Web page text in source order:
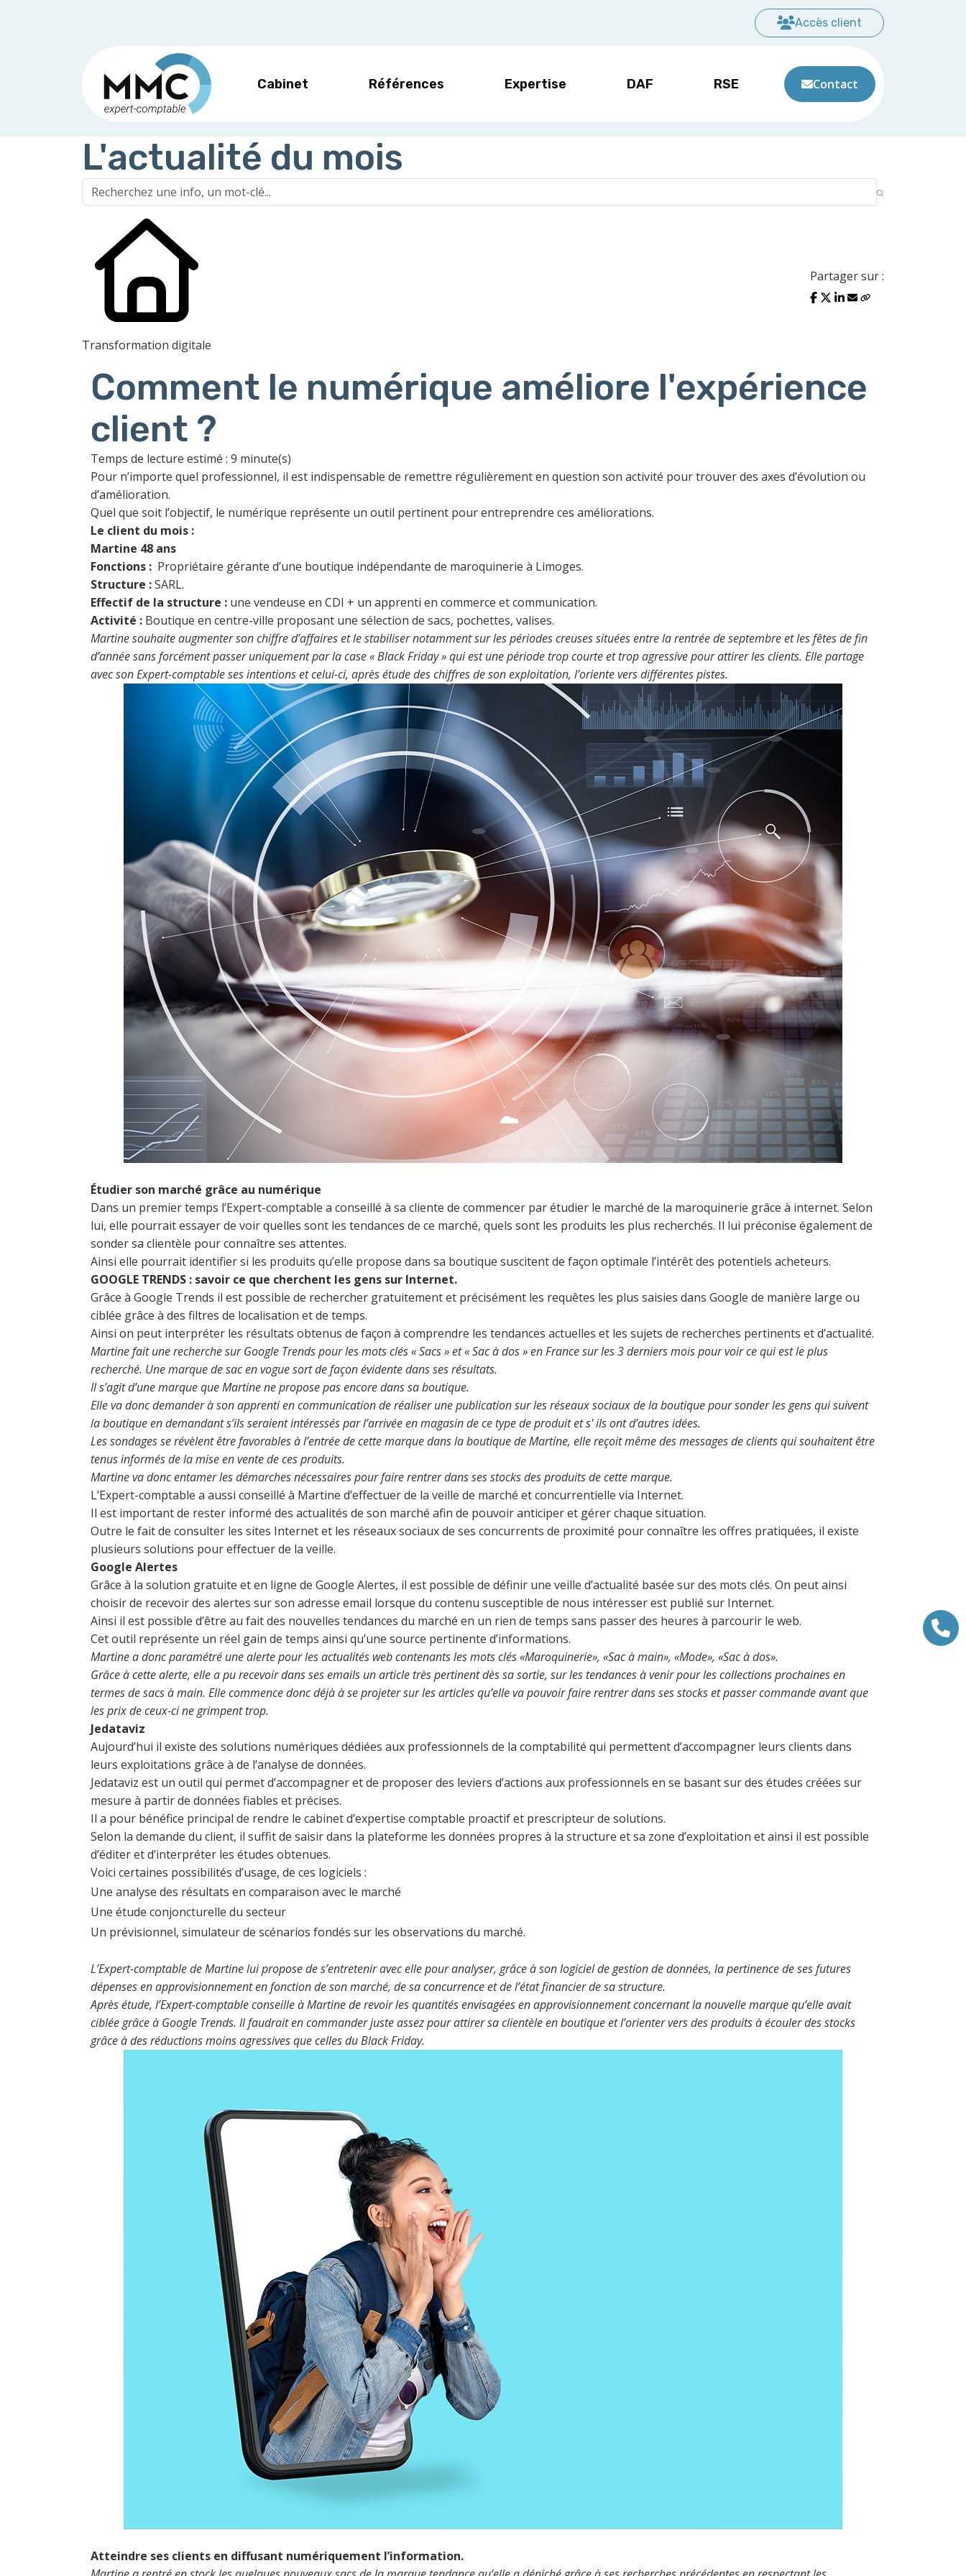
Accès client
Cabinet Références Expertise DAF RSE Contact
L'actualité du mois
Transformation digitale
Partager sur :
Comment le numérique améliore l'expérience
client ?
Temps de lecture estimé : 9 minute(s)
Pour n’importe quel professionnel, il est indispensable de remettre régulièrement en question son activité pour trouver des axes d’évolution ou
d’amélioration.
Quel que soit l’objectif, le numérique représente un outil pertinent pour entreprendre ces améliorations.
Le client du mois :
Martine 48 ans
Fonctions : Propriétaire gérante d’une boutique indépendante de maroquinerie à Limoges.
Structure :SARL.
Effectif de la structure : une vendeuse en CDI + un apprenti en commerce et communication.
Activité : Boutique en centre-ville proposant une sélection de sacs, pochettes, valises.
Martine souhaite augmenter son chiffre d’affaires et le stabiliser notamment sur les périodes creuses situées entre la rentrée de septembre et les fêtes de fin
d’année sans forcément passer uniquement par la case « Black Friday » qui est une période trop courte et trop agressive pour attirer les clients. Elle partage
avec son Expert-comptable ses intentions et celui-ci, après étude des chiffres de son exploitation, l’oriente vers différentes pistes.
Étudier son marché grâce au numérique
Dans un premier temps l’Expert-comptable a conseillé à sa cliente de commencer par étudier le marché de la maroquinerie grâce à internet. Selon
lui, elle pourrait essayer de voir quelles sont les tendances de ce marché, quels sont les produits les plus recherchés. Il lui préconise également de
sonder sa clientèle pour connaître ses attentes.
Ainsi elle pourrait identifier si les produits qu’elle propose dans sa boutique suscitent de façon optimale l’intérêt des potentiels acheteurs.
GOOGLE TRENDS : savoir ce que cherchent les gens sur Internet.
Grâce à Google Trends il est possible de rechercher gratuitement et précisément les requêtes les plus saisies dans Google de manière large ou
ciblée grâce à des filtres de localisation et de temps.
Ainsi on peut interpréter les résultats obtenus de façon à comprendre les tendances actuelles et les sujets de recherches pertinents et d’actualité.
Martine fait une recherche sur Google Trends pour les mots clés « Sacs » et « Sac à dos » en France sur les 3 derniers mois pour voir ce qui est le plus
recherché. Une marque de sac en vogue sort de façon évidente dans ses résultats.
Il s’agit d’une marque que Martine ne propose pas encore dans sa boutique.
Elle va donc demander à son apprenti en communication de réaliser une publication sur les réseaux sociaux de la boutique pour sonder les gens qui suivent
la boutique en demandant s’ils seraient intéressés par l’arrivée en magasin de ce type de produit et s' ils ont d’autres idées.
Les sondages se révèlent être favorables à l’entrée de cette marque dans la boutique de Martine, elle reçoit même des messages de clients qui souhaitent être
tenus informés de la mise en vente de ces produits.
Martine va donc entamer les démarches nécessaires pour faire rentrer dans ses stocks des produits de cette marque.
L’Expert-comptable a aussi conseillé à Martine d’effectuer de la veille de marché et concurrentielle via Internet.
Il est important de rester informé des actualités de son marché afin de pouvoir anticiper et gérer chaque situation.
Outre le fait de consulter les sites Internet et les réseaux sociaux de ses concurrents de proximité pour connaître les offres pratiquées, il existe
plusieurs solutions pour effectuer de la veille.
Google Alertes
Grâce à la solution gratuite et en ligne de Google Alertes, il est possible de définir une veille d’actualité basée sur des mots clés. On peut ainsi
choisir de recevoir des alertes sur son adresse email lorsque du contenu susceptible de nous intéresser est publié sur Internet.
Ainsi il est possible d’être au fait des nouvelles tendances du marché en un rien de temps sans passer des heures à parcourir le web.
Cet outil représente un réel gain de temps ainsi qu’une source pertinente d’informations.
Martine a donc paramétré une alerte pour les actualités web contenants les mots clés «Maroquinerie», «Sac à main», «Mode», «Sac à dos».
Grâce à cette alerte, elle a pu recevoir dans ses emails un article très pertinent dès sa sortie, sur les tendances à venir pour les collections prochaines en
termes de sacs à main. Elle commence donc déjà à se projeter sur les articles qu’elle va pouvoir faire rentrer dans ses stocks et passer commande avant que
les prix de ceux-ci ne grimpent trop.
Jedataviz
Aujourd’hui il existe des solutions numériques dédiées aux professionnels de la comptabilité qui permettent d’accompagner leurs clients dans
leurs exploitations grâce à de l’analyse de données.
Jedataviz est un outil qui permet d’accompagner et de proposer des leviers d’actions aux professionnels en se basant sur des études créées sur
mesure à partir de données fiables et précises.
Il a pour bénéfice principal de rendre le cabinet d’expertise comptable proactif et prescripteur de solutions.
Selon la demande du client, il suffit de saisir dans la plateforme les données propres à la structure et sa zone d’exploitation et ainsi il est possible
d’éditer et d’interpréter les études obtenues.
Voici certaines possibilités d’usage, de ces logiciels :
Une analyse des résultats en comparaison avec le marché
Une étude conjoncturelle du secteur
Un prévisionnel, simulateur de scénarios fondés sur les observations du marché.
L’Expert-comptable de Martine lui propose de s’entretenir avec elle pour analyser, grâce à son logiciel de gestion de données, la pertinence de ses futures
dépenses en approvisionnement en fonction de son marché, de sa concurrence et de l’état financier de sa structure.
Après étude, l’Expert-comptable conseille à Martine de revoir les quantités envisagées en approvisionnement concernant la nouvelle marque qu’elle avait
ciblée grâce à Google Trends. Il faudrait en commander juste assez pour attirer sa clientèle en boutique et l’orienter vers des produits à écouler des stocks
grâce à des réductions moins agressives que celles du Black Friday.
Atteindre ses clients en diffusant numériquement l’information.